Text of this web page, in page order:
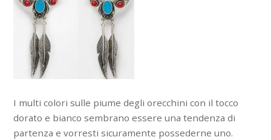
I multi colori sulle piume degli orecchini con il tocco
dorato e bianco sembrano essere una tendenza di
partenza e vorresti sicuramente possederne uno.